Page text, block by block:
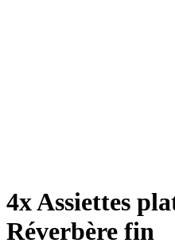
4x Assiettes
Réverbère fin